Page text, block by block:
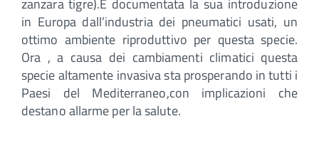
in Europa dall’industria dei pneumatici usati, un
ottimo ambiente riproduttivo per questa specie.
Ora , a causa dei cambiamenti climatici questa
specie altamente invasiva sta prosperando in tutti i
Paesi del Mediterraneo,con implicazioni che
destano allarme per la salute.